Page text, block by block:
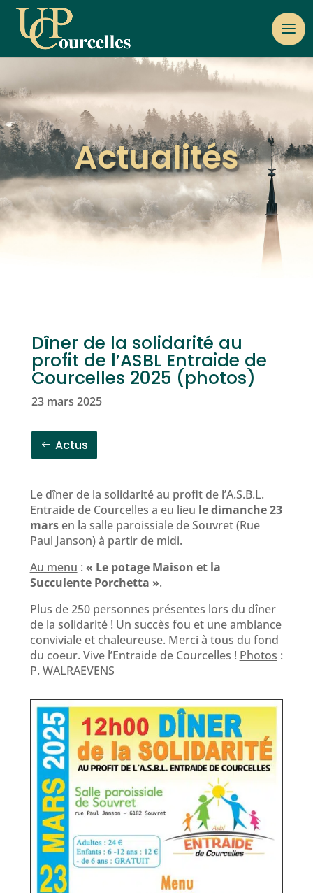
Actualités
Dîner de la solidarité au
profit de l’ASBL Entraide de
Courcelles 2025 (photos)
23 mars 2025
Actus
Le dîner de la solidarité au profit de l’A.S.B.L.
Entraide de Courcelles a eu lieu le dimanche 23
marsen la salle paroissiale de Souvret (Rue
Paul Janson) à partir de midi.
Au menu : « Le potage Maison et la
Succulente Porchetta ».
Plus de 250 personnes présentes lors du dîner
de la solidarité ! Un succès fou et une ambiance
conviviale et chaleureuse. Merci à tous du fond
du coeur. Vive l’Entraide de Courcelles ! Photos :
P. WALRAEVENS